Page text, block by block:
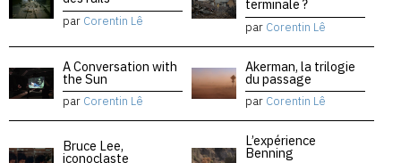
par Corentin Lê
terminale ?
par Corentin Lê
A Conversation with
the Sun
par Corentin Lê
Akerman, la trilogie
du passage
par Corentin Lê
Bruce Lee,
iconoclaste
L’expérience
Benning